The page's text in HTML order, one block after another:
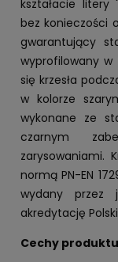
kształacie litery
bez konieczości
gwarantujący
wyprofilowany
się krzesła
w kolorze
wykonane ze
czarnym
zarysowaniami.
normą PN-EN
wydany przez
akredytację
Cechy